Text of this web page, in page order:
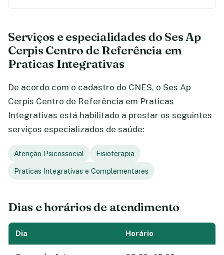
Serviços e especialidades do Ses Ap
Cerpis Centro de Referência em
Praticas Integrativas
De acordo com o cadastro do CNES, o Ses Ap
Cerpis Centro de Referência em Praticas
Integrativas está habilitado a prestar os seguintes
serviços especializados de saúde:
Atenção Psicossocial Fisioterapia
Praticas Integrativas e Complementares
Dias e horários de atendimento
Dia Horário